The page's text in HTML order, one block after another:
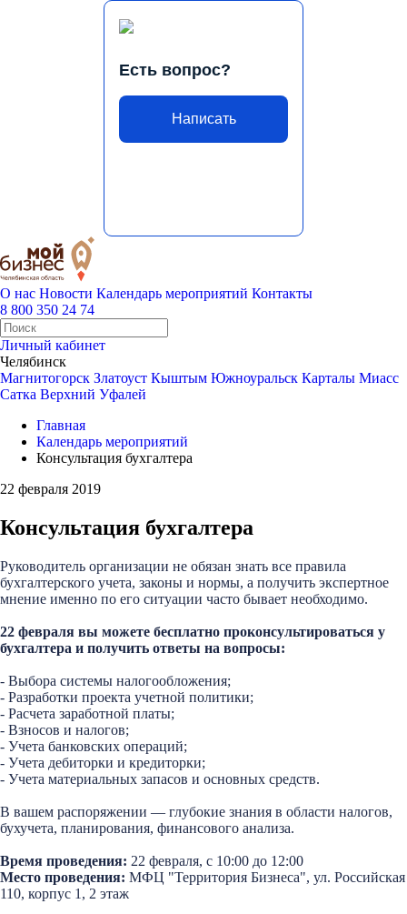
Есть вопрос?
Написать
О нас Новости Календарь мероприятий Контакты
8 800 350 24 74
Личный кабинет
Челябинск
Магнитогорск Златоуст Кыштым Южноуральск Карталы Миасс
Сатка Верхний Уфалей
Главная
Календарь мероприятий
Консультация бухгалтера
22 февраля 2019
Консультация бухгалтера
Руководитель организации не обязан знать все правила
бухгалтерского учета, законы и нормы, а получить экспертное
мнение именно по его ситуации часто бывает необходимо.
22 февраля вы можете бесплатно проконсультироваться у
бухгалтера и получить ответы на вопросы:
- Выбора системы налогообложения;
- Разработки проекта учетной политики;
- Расчета заработной платы;
- Взносов и налогов;
- Учета банковских операций;
- Учета дебиторки и кредиторки;
- Учета материальных запасов и основных средств.
В вашем распоряжении — глубокие знания в области налогов,
бухучета, планирования, финансового анализа.
Время проведения: 22 февраля, с 10:00 до 12:00
Место проведения: МФЦ "Территория Бизнеса", ул. Российская
110, корпус 1, 2 этаж